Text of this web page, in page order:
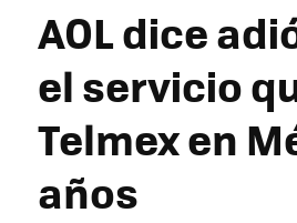
AOL dice
el servicio
Telmex en
años